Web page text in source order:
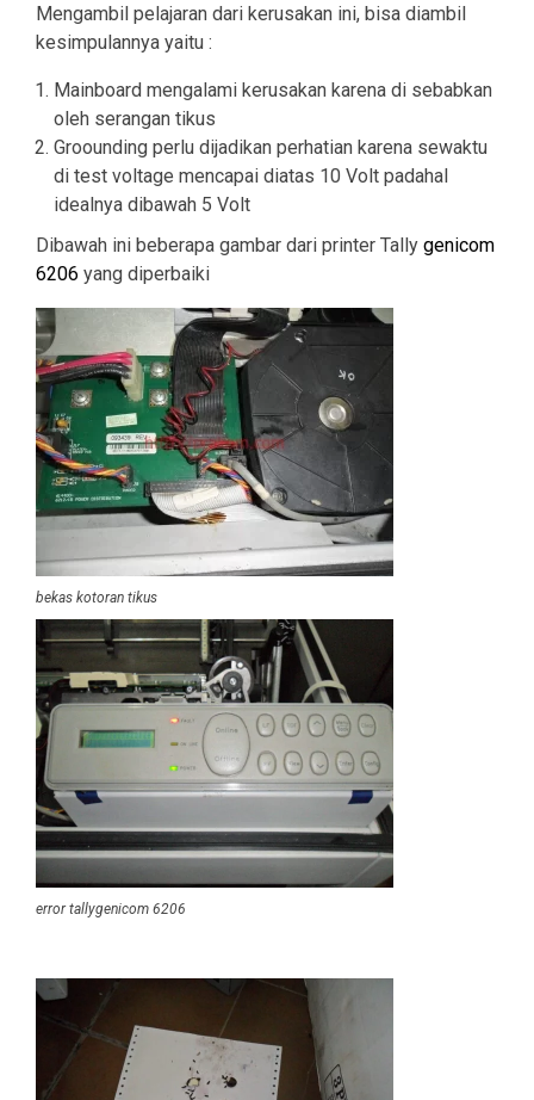
Mengambil pelajaran dari kerusakan ini, bisa diambil
kesimpulannya yaitu :
Mainboard mengalami kerusakan karena di sebabkan
oleh serangan tikus
Groounding perlu dijadikan perhatian karena sewaktu
di test voltage mencapai diatas 10 Volt padahal
idealnya dibawah 5 Volt
Dibawah ini beberapa gambar dari printer Tally genicom
6206 yang diperbaiki
bekas kotoran tikus
error tallygenicom 6206